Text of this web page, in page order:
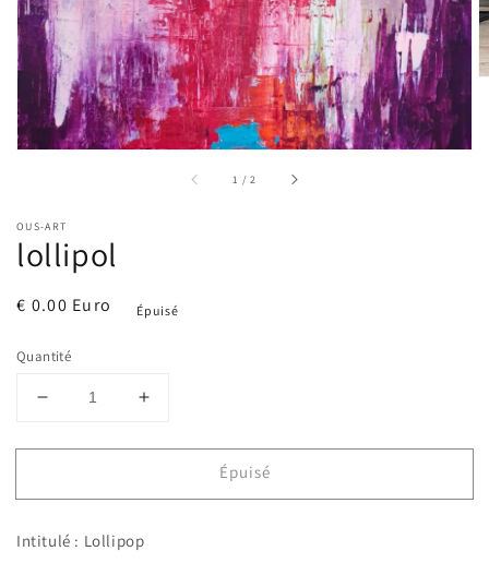
vue
de
la
galerie
1 /sur
2
OUS-ART
lollipol
Prix
€ 0.00 Euro Épuisé
Quantité
Réduire
quantité
lollipol
Augmenter
quantité
lollipol
Épuisé
Intitulé : Lollipop